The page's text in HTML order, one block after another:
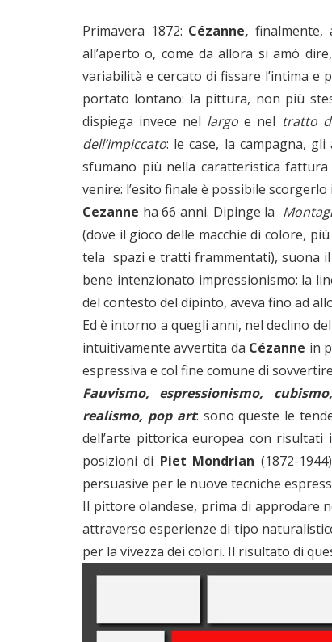
Primavera 1872: Cézanne, finalmente,
all’aperto o, come da allora si amò dire,
variabilità e cercato di fissare l’intima e
portato lontano: la pittura, non più
dispiega invece nel largo e nel tratto
dell’impiccato: le case, la campagna,
sfumano più nella caratteristica
venire: l’esito finale è possibile
Cezanne ha 66 anni. Dipinge la
(dove il gioco delle macchie di colore,
tela spazi e tratti frammentati), suona
bene intenzionato impressionismo: la
del contesto del dipinto, aveva fino ad
Ed è intorno a quegli anni, nel declino
intuitivamente avvertita da Cézanne in
espressiva e col fine comune di
Fauvismo, espressionismo,
realismo, pop art: sono queste le
dell’arte pittorica europea con
posizioni di Piet Mondrian (1872-
persuasive per le nuove tecniche
Il pittore olandese, prima di approdare
attraverso esperienze di tipo
per la vivezza dei colori. Il risultato di